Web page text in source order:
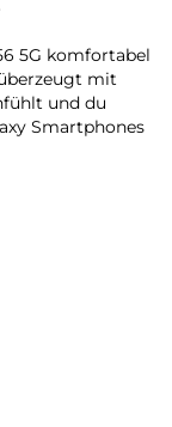
5G komfortabel
mit
und du
Smartphones